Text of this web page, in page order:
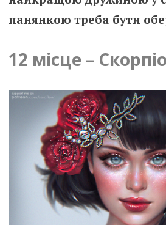
панянкою треба бути
12 місце –